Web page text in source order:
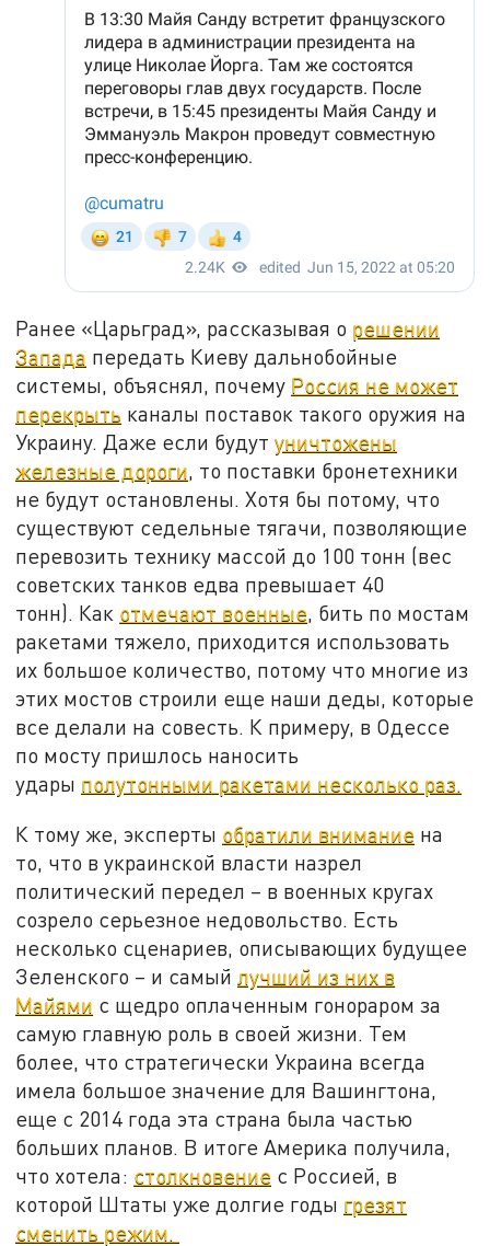
Ранее «Царьград», рассказывая о решении
Запада передать Киеву дальнобойные
системы, объяснял, почему Россия не может
перекрыть каналы поставок такого оружия на
Украину. Даже если будутуничтожены
железные дороги, то поставки бронетехники
не будут остановлены. Хотя бы потому, что
существуют седельные тягачи, позволяющие
перевозить технику массой до 100 тонн (вес
советских танков едва превышает 40
тонн). Как отмечают военные, бить по мостам
ракетами тяжело, приходится использовать
их большое количество, потому что многие из
этих мостов строили еще наши деды, которые
все делали на совесть. К примеру, в Одессе
по мосту пришлось наносить
удары полутонными ракетами несколько раз.
К тому же, эксперты обратили внимание на
то, что в украинской власти назрел
политический передел – в военных кругах
созрело серьезное недовольство. Есть
несколько сценариев, описывающих будущее
Зеленского – и самыйлучший из них в
Майями с щедро оплаченным гонораром за
самую главную роль в своей жизни. Тем
более, что стратегически Украина всегда
имела большое значение для Вашингтона,
еще с 2014 года эта страна была частью
больших планов. В итоге Америка получила,
что хотела: столкновение с Россией, в
которой Штаты уже долгие годы грезят
сменить режим.